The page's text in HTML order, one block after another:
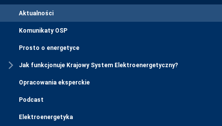
Aktualności
Komunikaty OSP
Prosto o energetyce
Jak funkcjonuje Krajowy System Elektroenergetyczny?
Opracowania eksperckie
Podcast
Elektroenergetyka